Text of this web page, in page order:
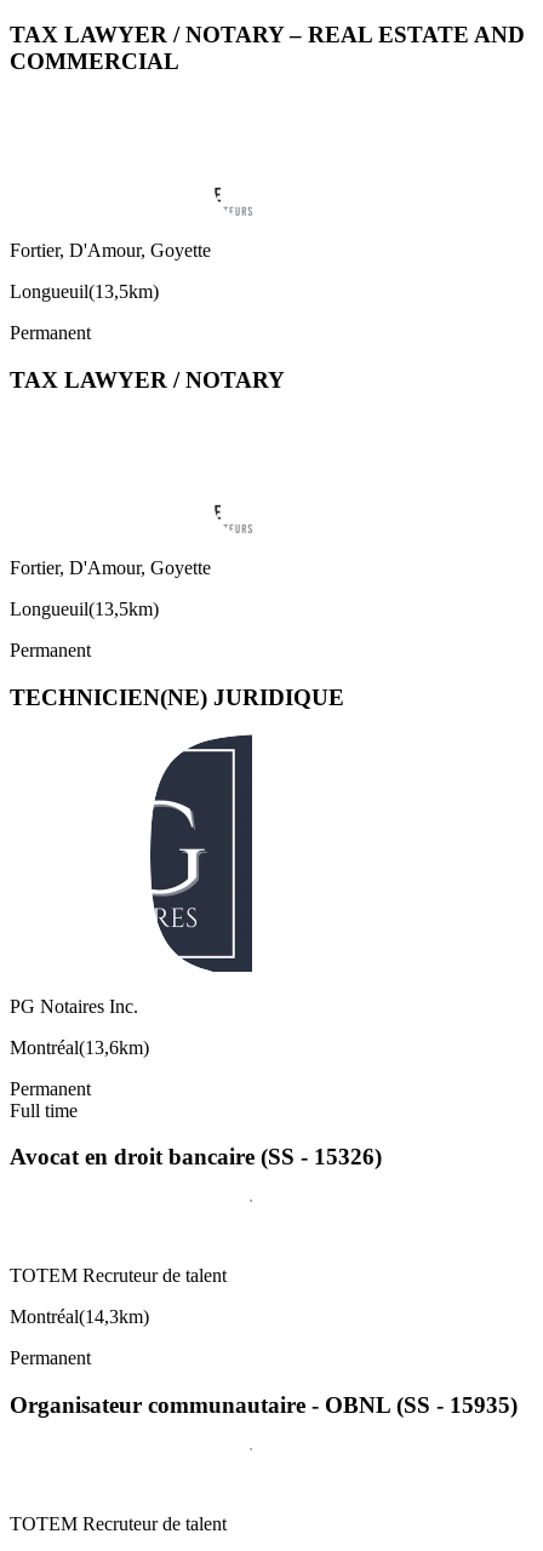
TAX LAWYER / NOTARY – REAL ESTATE AND
COMMERCIAL
Fortier, D'Amour, Goyette
Longueuil(13,5km)
Permanent
TAX LAWYER / NOTARY
Fortier, D'Amour, Goyette
Longueuil(13,5km)
Permanent
TECHNICIEN(NE) JURIDIQUE
PG Notaires Inc.
Montréal(13,6km)
Permanent
Full time
Avocat en droit bancaire (SS - 15326)
TOTEM Recruteur de talent
Montréal(14,3km)
Permanent
Organisateur communautaire - OBNL (SS - 15935)
TOTEM Recruteur de talent